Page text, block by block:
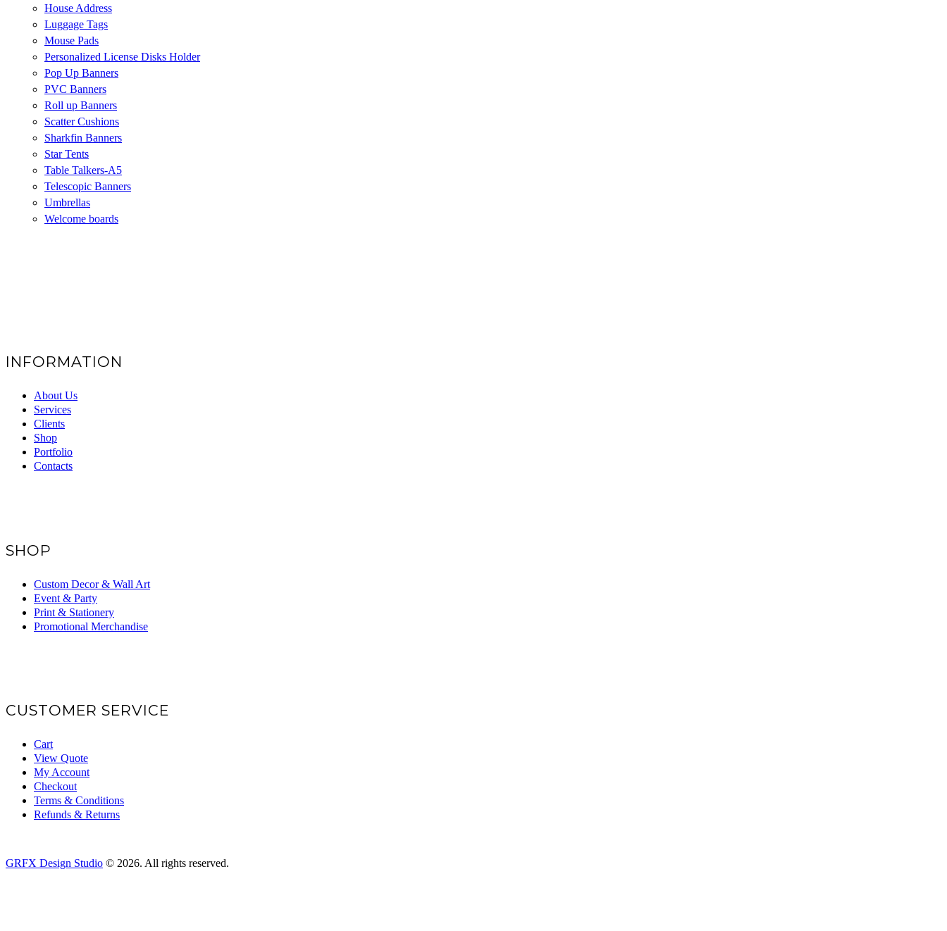
House Address
Luggage Tags
Mouse Pads
Personalized License Disks Holder
Pop Up Banners
PVC Banners
Roll up Banners
Scatter Cushions
Sharkfin Banners
Star Tents
Table Talkers-A5
Telescopic Banners
Umbrellas
Welcome boards
INFORMATION
About Us
Services
Clients
Shop
Portfolio
Contacts
SHOP
Custom Decor & Wall Art
Event & Party
Print & Stationery
Promotional Merchandise
CUSTOMER SERVICE
Cart
View Quote
My Account
Checkout
Terms & Conditions
Refunds & Returns
GRFX Design Studio © 2026. All rights reserved.